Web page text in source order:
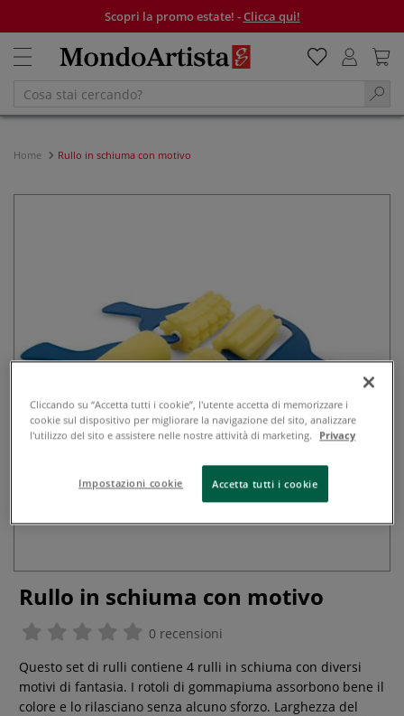
Scopri la promo estate! -Clicca qui!
Home Rullo in schiuma con motivo
Rullo in schiuma con motivo
0 recensioni
Questo set di rulli contiene 4 rulli in schiuma con diversi
motivi di fantasia. I rotoli di gommapiuma assorbono bene il
colore e lo rilasciano senza alcuno sforzo. Larghezza del
Cliccando su “Accetta tutti i cookie”, l'utente accetta di memorizzare i
cookie sul dispositivo per migliorare la navigazione del sito, analizzare
l'utilizzo del sito e assistere nelle nostre attività di marketing.
Privacy
Impostazioni cookie Accetta tutti i cookie